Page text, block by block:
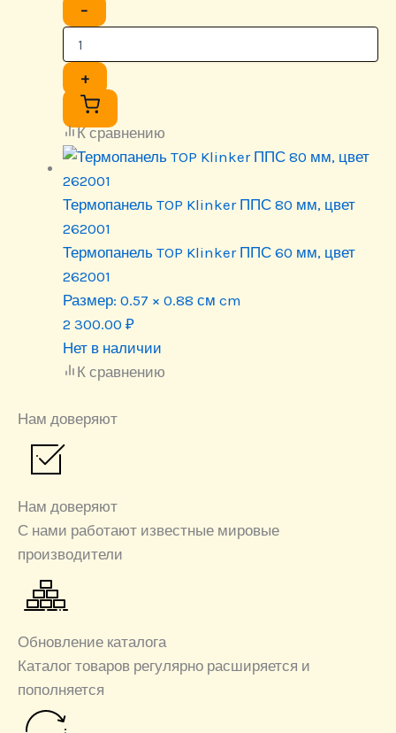
−
+
К сравнению
Термопанель TOP Klinker ППС 80 мм, цвет
262001
Термопанель TOP Klinker ППС 60 мм, цвет
262001
Размер: 0.57 × 0.88 см cm
2 300.00 ₽
Нет в наличии
К сравнению
Нам доверяют
Нам доверяют
С нами работают известные мировые
производители
Обновление каталога
Каталог товаров регулярно расширяется и
пополняется